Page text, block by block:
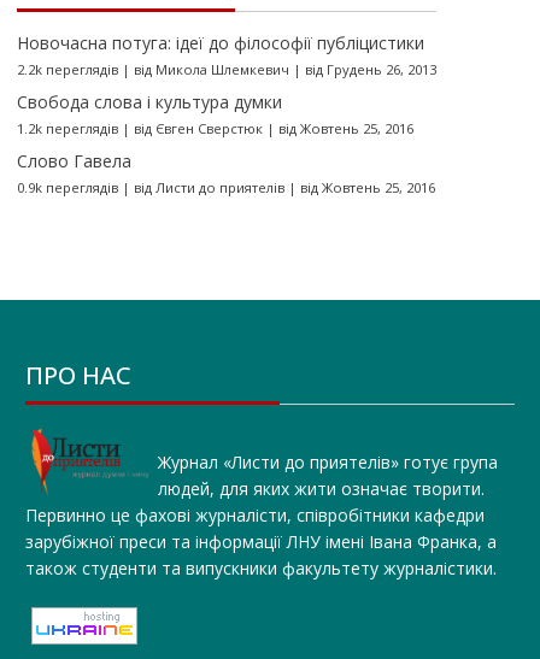
Новочасна потуга: ідеї до філософії публіцистики
2.2k переглядів| від Микола Шлемкевич | від Грудень 26, 2013
Свобода слова і культура думки
1.2k переглядів| від Євген Сверстюк| від Жовтень 25, 2016
Слово Гавела
0.9k переглядів| від Листи до приятелів| від Жовтень 25, 2016
ПРО НАС
Журнал «Листи до приятелів» готує група
людей, для яких жити означає творити.
Первинно це фахові журналісти, співробітники кафедри
зарубіжної преси та інформації ЛНУ імені Івана Франка, а
також студенти та випускники факультету журналістики.